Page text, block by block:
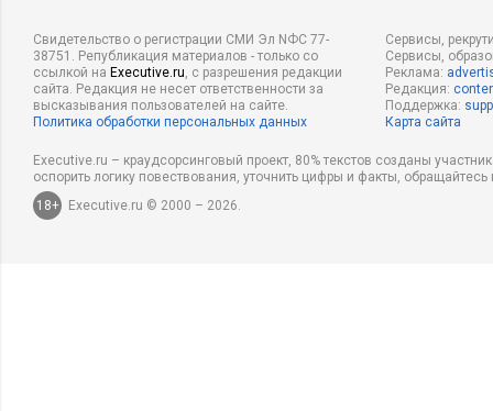
Свидетельство о регистрации СМИ Эл NФС 77-
38751. Републикация материалов - только со
ссылкой на Executive.ru, с разрешения редакции
сайта. Редакция не несет ответственности за
высказывания пользователей на сайте.
Политика обработки персональных данных
Сервисы,
Сервисы,
Реклама:
Редакция:
Поддержка:
Карта сайта
Executive.ru – краудсорсинговый проект, 80% текстов созданы
оспорить логику повествования, уточнить цифры и факты,
18+
Executive.ru © 2000 – 2026.